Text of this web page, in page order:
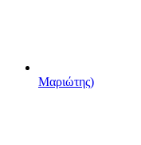
Μαριώτης)